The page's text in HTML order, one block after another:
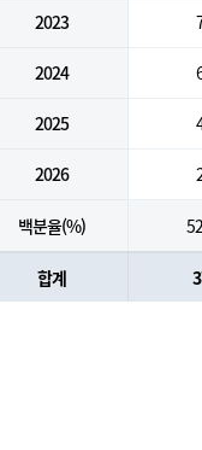
2023
2024
2025
2026
백분율(%)
합계